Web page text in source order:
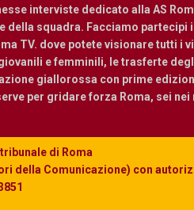
interviste dedicato alla AS
squadra. Facciamo
TV. dove potete visionare tutti i
e femminili, le trasferte
giallorossa con prime
per gridare forza Roma, sei
di Roma
della Comunicazione) con